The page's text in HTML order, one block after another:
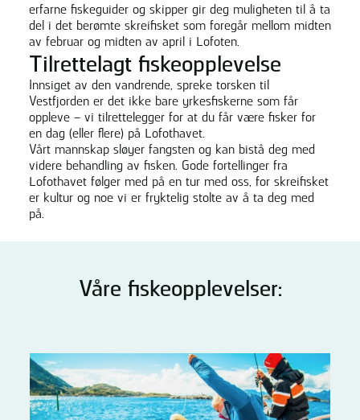
erfarne fiskeguider og skipper gir deg muligheten til å ta
del i det berømte skreifisket som foregår mellom midten
av februar og midten av april i Lofoten.
Tilrettelagt fiskeopplevelse
Innsiget av den vandrende, spreke torsken til
Vestfjorden er det ikke bare yrkesfiskerne som får
oppleve – vi tilrettelegger for at du får være fisker for
en dag (eller flere) på Lofothavet.
Vårt mannskap sløyer fangsten og kan bistå deg med
videre behandling av fisken. Gode fortellinger fra
Lofothavet følger med på en tur med oss, for skreifisket
er kultur og noe vi er fryktelig stolte av å ta deg med
på.
Våre fiskeopplevelser: